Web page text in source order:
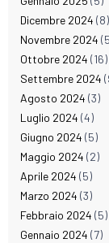
Dicembre 2024 (8)
Novembre 2024
Ottobre 2024 (16)
Settembre 2024
Agosto 2024 (3)
Luglio 2024 (4)
Giugno 2024 (5)
Maggio 2024 (2)
Aprile 2024 (5)
Marzo 2024 (3)
Febbraio 2024 (5)
Gennaio 2024 (7)